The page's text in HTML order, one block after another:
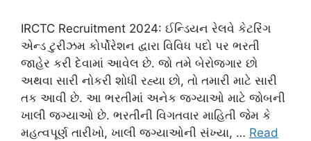
IRCTC Recruitment 2024: ઈન્ડિયન રેલવે કેટરિંગ
એન્ડ ટુરીઝમ કોર્પોરેશન દ્વારા વિવિધ પદો પર ભરતી
જાહેર કરી દેવામાં આવેલ છે. જો તમે બેરોજગાર છો
અથવા સારી નોકરી શોધી રહ્યા છો, તો તમારી માટે સારી
તક આવી છે. આ ભરતીમાં અનેક જગ્યાઓ માટે જોબની
ખાલી જગ્યાઓ છે. ભરતીની વિગતવાર માહિતી જેમ કે
મહત્વપૂર્ણ તારીખો, ખાલી જગ્યાઓની સંખ્યા, … Read